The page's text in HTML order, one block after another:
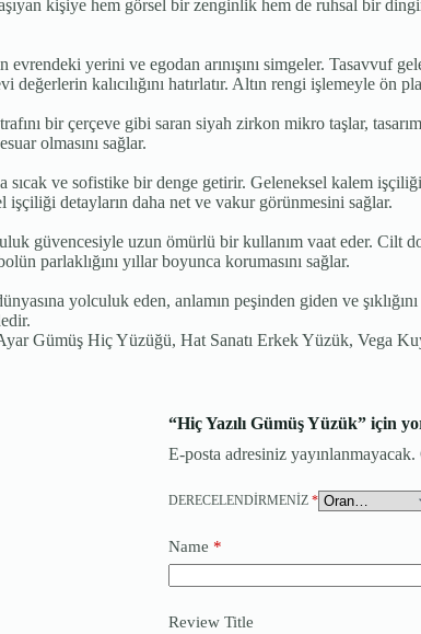
kişiye hem görsel bir zenginlik hem de ruhsal bir
yerini ve egodan arınışını simgeler. Tasavvuf
kalıcılığını hatırlatır. Altın rengi işlemeyle ön
bir çerçeve gibi saran siyah zirkon mikro taşlar,
olmasını sağlar.
ve sofistike bir denge getirir. Geleneksel kalem
işçiliği detayların daha net ve vakur görünmesini sağlar.
güvencesiyle uzun ömürlü bir kullanım vaat eder. Cilt
parlaklığını yıllar boyunca korumasını sağlar.
yolculuk eden, anlamın peşinden giden ve
Gümüş Hiç Yüzüğü, Hat Sanatı Erkek Yüzük, Vega
“Hiç Yazılı Gümüş Yüzük” için
E-posta adresiniz yayınlanmayacak.
DERECELENDIRMENIZ *
Name *
Review Title